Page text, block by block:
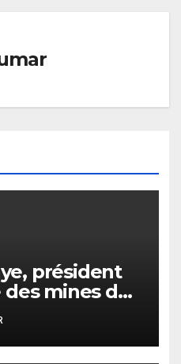
président
des mines du
l’Etat qui doit
des
»